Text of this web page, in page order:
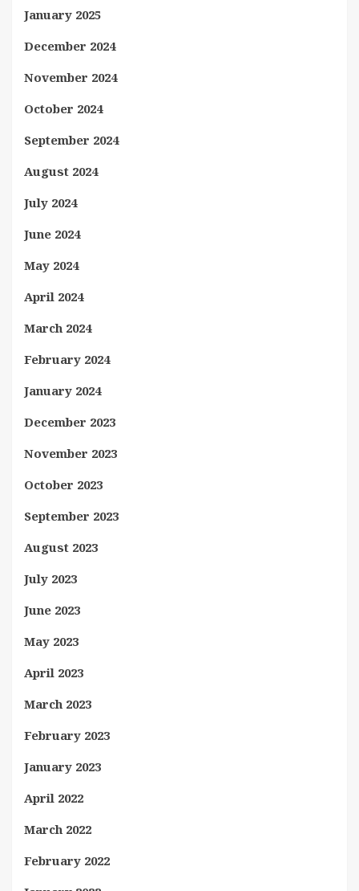
January 2025
December 2024
November 2024
October 2024
September 2024
August 2024
July 2024
June 2024
May 2024
April 2024
March 2024
February 2024
January 2024
December 2023
November 2023
October 2023
September 2023
August 2023
July 2023
June 2023
May 2023
April 2023
March 2023
February 2023
January 2023
April 2022
March 2022
February 2022